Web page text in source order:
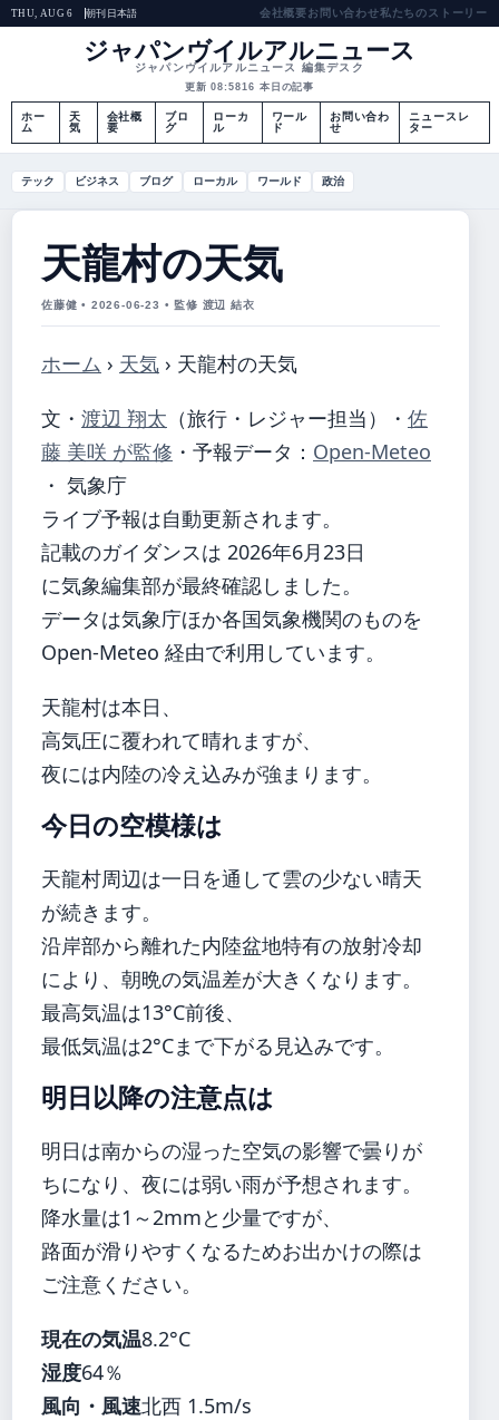
THU, AUG 6 朝刊 日本語 会社概要お問い合わせ私たちのストーリー
ジャパンヴイルアルニュース
ジャパンヴイルアルニュース 編集デスク
更新 08:5816 本日の記事
ホー
ム
天
気
会社概
要
ブロ
グ
ローカ
ル
ワール
ド
お問い合わ
せ
ニュースレ
ター
テック ビジネス ブログ ローカル ワールド 政治
天龍村の天気
佐藤健 • 2026-06-23 • 監修 渡辺 結衣
ホーム › 天気 › 天龍村の天気
文・ 渡辺 翔太 （旅行・レジャー担当） ・ 佐
藤 美咲 が監修 ・ 予報データ： Open-Meteo
・ 気象庁
ライブ予報は自動更新されます。
記載のガイダンスは 2026年6月23日
に気象編集部が最終確認しました。
データは気象庁ほか各国気象機関のものを
Open-Meteo 経由で利用しています。
天龍村は本日、
高気圧に覆われて晴れますが、
夜には内陸の冷え込みが強まります。
今日の空模様は
天龍村周辺は一日を通して雲の少ない晴天
が続きます。
沿岸部から離れた内陸盆地特有の放射冷却
により、朝晩の気温差が大きくなります。
最高気温は13°C前後、
最低気温は2°Cまで下がる見込みです。
明日以降の注意点は
明日は南からの湿った空気の影響で曇りが
ちになり、夜には弱い雨が予想されます。
降水量は1～2mmと少量ですが、
路面が滑りやすくなるためお出かけの際は
ご注意ください。
現在の気温8.2°C
湿度64％
風向・風速北西 1.5m/s